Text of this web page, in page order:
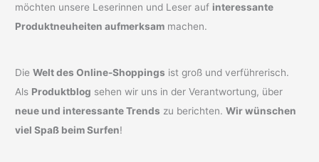
möchten unsere Leserinnen und Leser auf interessante
Produktneuheiten aufmerksam machen.
DieWelt des Online-Shoppings ist groß und verführerisch.
Als Produktblog sehen wir uns in der Verantwortung, über
neue und interessante Trends zu berichten.Wir wünschen
viel Spaß beim Surfen!